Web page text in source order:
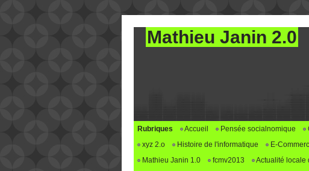
Mathieu Janin 2.0
Rubriques Accueil Pensée socialnomique
xyz 2.o
Histoire de l'informatique E-
Mathieu Janin 1.0
fcmv2013
Actualité locale